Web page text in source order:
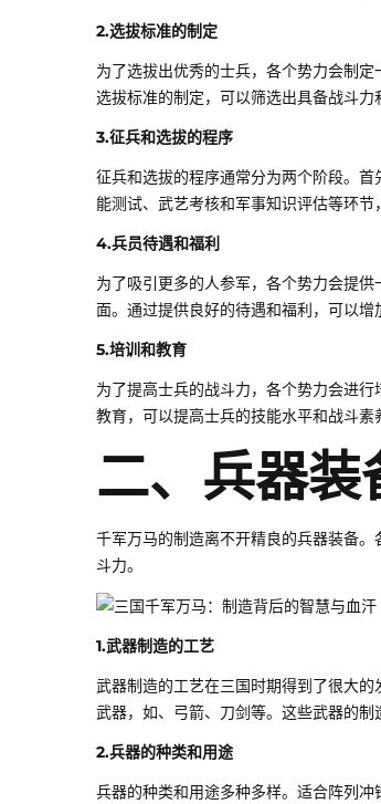
2.选拔标准的制定
为了选拔出优秀的士兵，各个势力会制
选拔标准的制定，可以筛选出具备战斗力
3.征兵和选拔的程序
征兵和选拔的程序通常分为两个阶段。
能测试、武艺考核和军事知识评估等环节
4.兵员待遇和福利
为了吸引更多的人参军，各个势力会提
面。通过提供良好的待遇和福利，可以增
5.培训和教育
为了提高士兵的战斗力，各个势力会进
教育，可以提高士兵的技能水平和战斗素
二、兵器装
千军万马的制造离不开精良的兵器装备
斗力。
1.武器制造的工艺
武器制造的工艺在三国时期得到了很大
武器，如、弓箭、刀剑等。这些武器的制
2.兵器的种类和用途
兵器的种类和用途多种多样。适合阵列